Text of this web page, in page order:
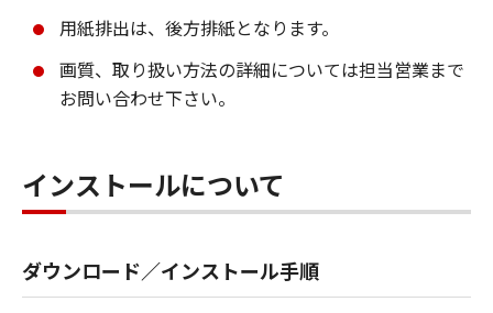
メント及びその他全てのファイル類を指し、
甲が指定する特定のサービスを通じて提供さ
れる可能性のある本ソフトウエア商品の改良
版を含みます。
ータの記憶装置又はメモリーに搭載し、また
はCPUで実行することを指します。
をハードディスクドライブ又は 同類の保管装
置に実行可能な形態でコピーすることを指し
用紙排出は、後方排紙となります。
画質、取り扱い方法の詳細については担当営業まで
お問い合わせ下さい。
インストールについて
ダウンロード／インストール手順